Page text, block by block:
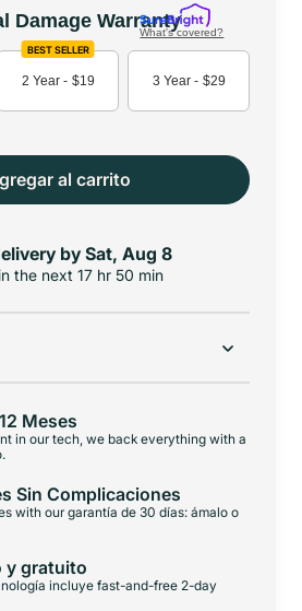
Damage Warranty
What's covered?
BEST SELLER
2 Year - $19 3 Year - $29
al carrito
by Sat, Aug 8
the next 17 hr 50 min
Meses
in our tech, we back everything with a
Sin Complicaciones
with our garantía de 30 días: ámalo o
y gratuito
incluye fast-and-free 2-day